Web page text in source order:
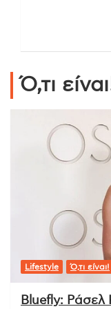
Ό,τι
Lifestyle Ό,τι είναι!
Bluefly: Ράσελ